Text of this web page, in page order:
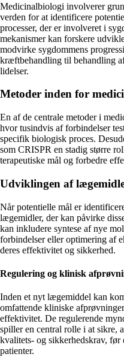
Medicinalbiologi involverer
verden for at identificere
processer, der er involveret i
mekanismer kan forskere
modvirke sygdommens
kræftbehandling til behandling
lidelser.
Metoder inden for
En af de centrale metoder i
hvor tusindvis af forbindelser
specifik biologisk proces.
som CRISPR en stadig større
terapeutiske mål og forbedre
Udviklingen af
Når potentielle mål er
lægemidler, der kan påvirke
kan inkludere syntese af nye
forbindelser eller optimering af
deres effektivitet og sikkerhed.
Regulering og klinisk
Inden et nyt lægemiddel kan
omfattende kliniske
effektivitet. De regulerende
spiller en central rolle i at sikre,
kvalitets- og sikkerhedskrav,
patienter.